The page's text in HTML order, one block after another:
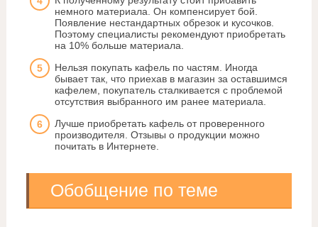
немного материала. Он компенсирует бой.
Появление нестандартных обрезок и кусочков.
Поэтому специалисты рекомендуют приобретать
на 10% больше материала.
Нельзя покупать кафель по частям. Иногда
бывает так, что приехав в магазин за оставшимся
кафелем, покупатель сталкивается с проблемой
отсутствия выбранного им ранее материала.
Лучше приобретать кафель от проверенного
производителя. Отзывы о продукции можно
почитать в Интернете.
Обобщение по теме